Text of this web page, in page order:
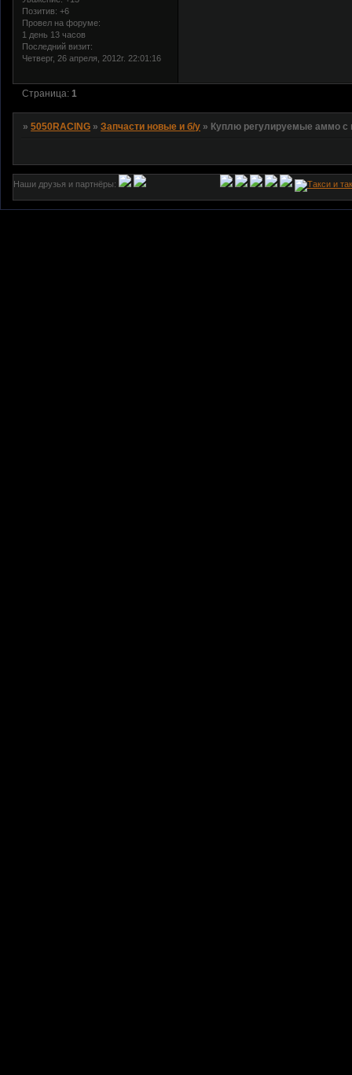
Позитив: +6
Провел на форуме:
1 день 13 часов
Последний визит:
Четверг, 26 апреля, 2012г. 22:01:16
Страница:1
»5050RACING »Запчасти новые и б/у » Куплю регулируемые аммо с
Наши друзья и партнёры: